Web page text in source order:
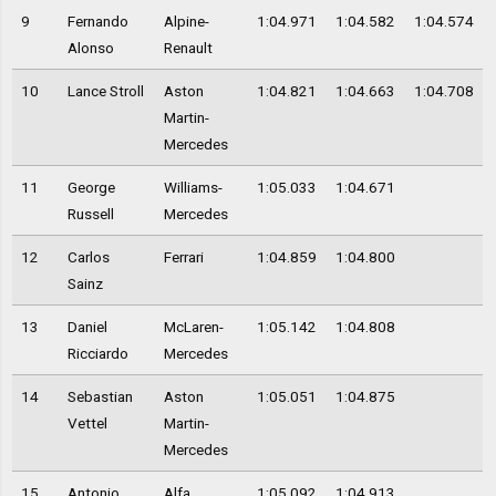
9
Fernando
Alonso
Alpine-
Renault
1:04.971 1:04.582 1:04.574
10 Lance Stroll
Aston
Martin-
Mercedes
1:04.821 1:04.663 1:04.708
11
George
Russell
Williams-
Mercedes
1:05.033 1:04.671
12
Carlos
Sainz
Ferrari 1:04.859 1:04.800
13
Daniel
Ricciardo
McLaren-
Mercedes
1:05.142 1:04.808
14
Sebastian
Vettel
Aston
Martin-
Mercedes
1:05.051 1:04.875